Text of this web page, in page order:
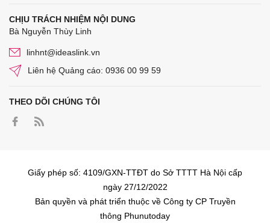
CHỊU TRÁCH NHIỆM NỘI DUNG
Bà Nguyễn Thùy Linh
linhnt@ideaslink.vn
Liên hệ Quảng cáo: 0936 00 99 59
THEO DÕI CHÚNG TÔI
Giấy phép số: 4109/GXN-TTĐT do Sở TTTT Hà Nội cấp
ngày 27/12/2022
Bản quyền và phát triển thuộc về Công ty CP Truyền
thông Phunutoday